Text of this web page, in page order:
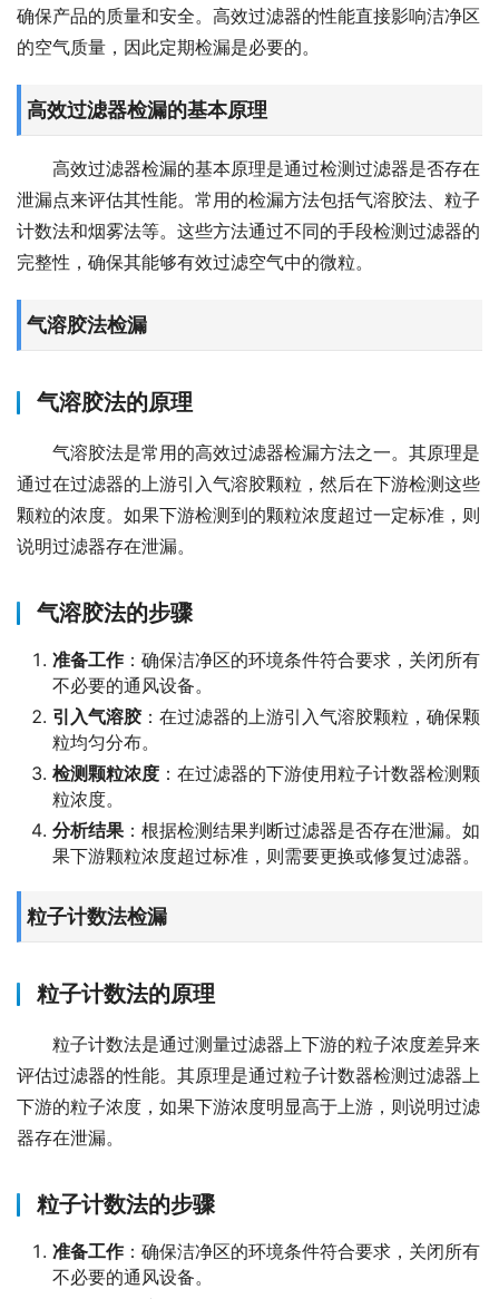
确保产品的质量和安全。高效过滤器的性能直接影响洁净区
的空气质量，因此定期检漏是必要的。
高效过滤器检漏的基本原理
高效过滤器检漏的基本原理是通过检测过滤器是否存在
泄漏点来评估其性能。常用的检漏方法包括气溶胶法、粒子
计数法和烟雾法等。这些方法通过不同的手段检测过滤器的
完整性，确保其能够有效过滤空气中的微粒。
气溶胶法检漏
气溶胶法的原理
气溶胶法是常用的高效过滤器检漏方法之一。其原理是
通过在过滤器的上游引入气溶胶颗粒，然后在下游检测这些
颗粒的浓度。如果下游检测到的颗粒浓度超过一定标准，则
说明过滤器存在泄漏。
气溶胶法的步骤
准备工作：确保洁净区的环境条件符合要求，关闭所有
不必要的通风设备。
引入气溶胶 ：在过滤器的上游引入气溶胶颗粒，确保颗
粒均匀分布。
检测颗粒浓度 ：在过滤器的下游使用粒子计数器检测颗
粒浓度。
分析结果 ：根据检测结果判断过滤器是否存在泄漏。如
果下游颗粒浓度超过标准，则需要更换或修复过滤器。
粒子计数法检漏
粒子计数法的原理
粒子计数法是通过测量过滤器上下游的粒子浓度差异来
评估过滤器的性能。其原理是通过粒子计数器检测过滤器上
下游的粒子浓度，如果下游浓度明显高于上游，则说明过滤
器存在泄漏。
粒子计数法的步骤
准备工作：确保洁净区的环境条件符合要求，关闭所有
不必要的通风设备。